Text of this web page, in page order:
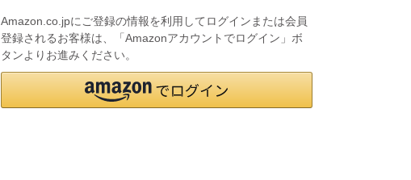
Amazon.co.jpにご登録の情報を利用してログインまたは会員
登録されるお客様は、「Amazonアカウントでログイン」ボ
タンよりお進みください。